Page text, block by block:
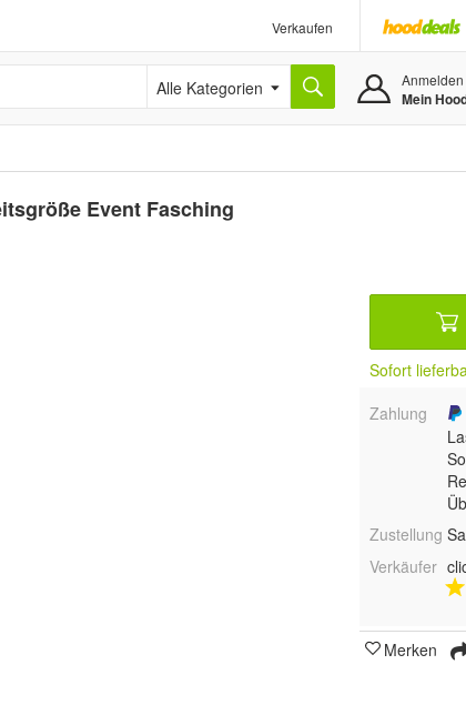
Verkaufen
Alle Kategorien Anmelden
Mein
Event Fasching
Sofort
Zahlung
Zustellung
Verkäufer
Merken